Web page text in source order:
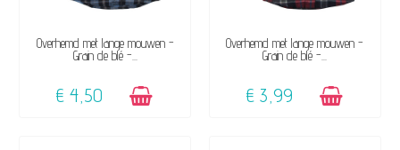
BESCHIKBAAR
Overhemd met lange mouwen -
Grain de blé -...
€ 4,50
BESCHIKBAAR
Overhemd met lange mouwen -
Grain de blé -...
€ 3,99